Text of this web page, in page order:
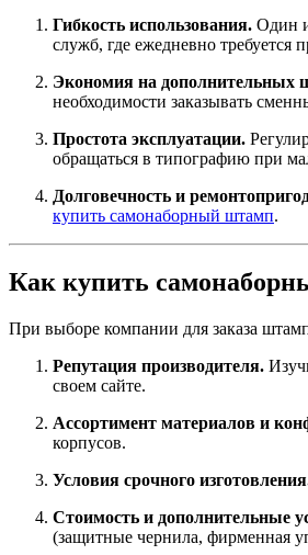
Гибкость использования. Один
служб, где ежедневно требуется
Экономия на дополнительных
необходимости заказывать
Простота эксплуатации.
обращаться в типографию при
Долговечность и
купить самонаборный штамп.
Как купить
При выборе компании для заказа
Репутация производителя.
своем сайте.
Ассортимент материалов и
корпусов.
Условия срочного
Стоимость и дополнительные
(защитные чернила, фирменная